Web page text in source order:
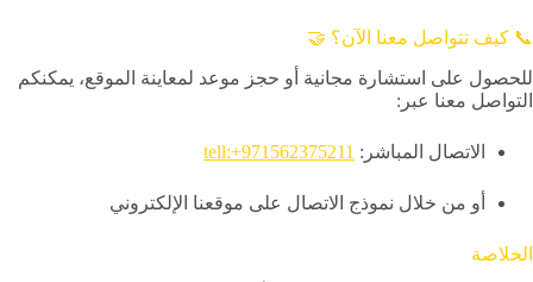
📞 كيف تتواصل معنا الآن؟ 🤝
للحصول على استشارة مجانية أو حجز موعد لمعاينة الموقع، يمكنكم
التواصل معنا عبر:
الاتصال المباشر: tell:+971562375211
أو من خلال نموذج الاتصال على موقعنا الإلكتروني
الخلاصة